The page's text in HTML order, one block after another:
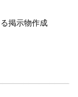
示物作成